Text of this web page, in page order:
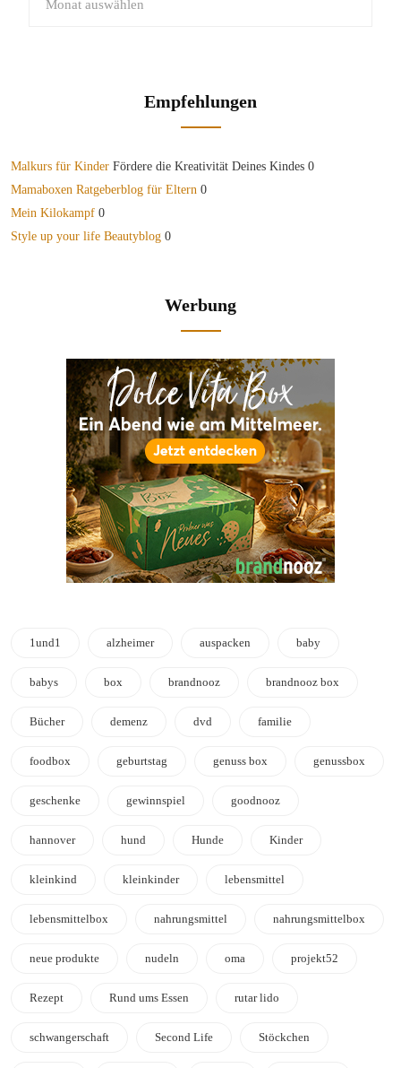
Empfehlungen
Malkurs für Kinder Fördere die Kreativität Deines Kindes 0
Mamaboxen Ratgeberblog für Eltern 0
Mein Kilokampf 0
Style up your life Beautyblog 0
Werbung
1und1 alzheimer auspacken baby
babys box brandnooz brandnooz box
Bücher demenz dvd familie
foodbox geburtstag genuss box genussbox
geschenke gewinnspiel goodnooz
hannover hund Hunde Kinder
kleinkind kleinkinder lebensmittel
lebensmittelbox nahrungsmittel nahrungsmittelbox
neue produkte nudeln oma projekt52
Rezept Rund ums Essen rutar lido
schwangerschaft Second Life Stöckchen